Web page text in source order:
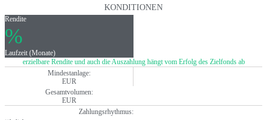
KONDITIONEN
Rendite
%
Laufzeit (Monate)
erzielbare Rendite und auch die Auszahlung hängt vom Erfolg des Zielfonds ab
Mindestanlage:
EUR
Gesamtvolumen:
EUR
Zahlungsrhythmus: